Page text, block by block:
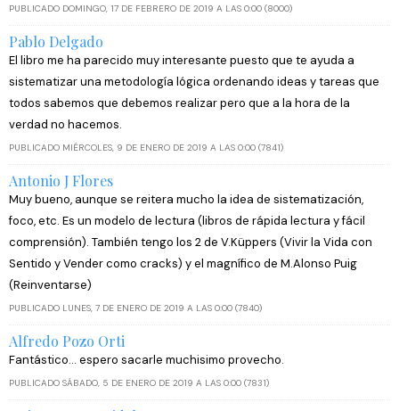
PUBLICADO DOMINGO, 17 DE FEBRERO DE 2019 A LAS 0:00 (8000)
Pablo Delgado
El libro me ha parecido muy interesante puesto que te ayuda a
sistematizar una metodología lógica ordenando ideas y tareas que
todos sabemos que debemos realizar pero que a la hora de la
verdad no hacemos.
PUBLICADO MIÉRCOLES, 9 DE ENERO DE 2019 A LAS 0:00 (7841)
Antonio J Flores
Muy bueno, aunque se reitera mucho la idea de sistematización,
foco, etc. Es un modelo de lectura (libros de rápida lectura y fácil
comprensión). También tengo los 2 de V.Küppers (Vivir la Vida con
Sentido y Vender como cracks) y el magnífico de M.Alonso Puig
(Reinventarse)
PUBLICADO LUNES, 7 DE ENERO DE 2019 A LAS 0:00 (7840)
Alfredo Pozo Orti
Fantástico... espero sacarle muchisimo provecho.
PUBLICADO SÁBADO, 5 DE ENERO DE 2019 A LAS 0:00 (7831)